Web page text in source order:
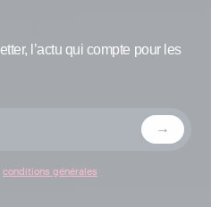
l’actu qui compte pour les
conditions générales